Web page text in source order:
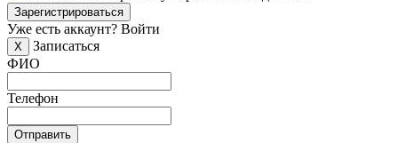
Зарегистрироваться
Уже есть аккаунт? Войти
X
Записаться
ФИО
Телефон
Отправить